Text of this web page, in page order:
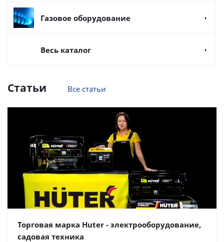
Газовое оборудование
Весь каталог
Статьи Все статьи
Торговая марка Huter - электрооборудование,
садовая техника